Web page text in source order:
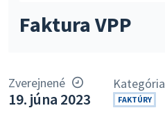
Faktura VPP
Zverejnené
19. júna 2023
Kategória
FAKTÚRY